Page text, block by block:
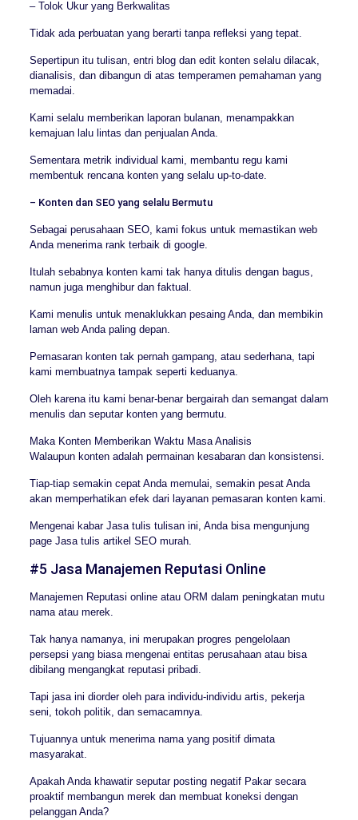
– Tolok Ukur yang Berkwalitas
Tidak ada perbuatan yang berarti tanpa refleksi yang tepat.
Sepertipun itu tulisan, entri blog dan edit konten selalu dilacak,
dianalisis, dan dibangun di atas temperamen pemahaman yang
memadai.
Kami selalu memberikan laporan bulanan, menampakkan
kemajuan lalu lintas dan penjualan Anda.
Sementara metrik individual kami, membantu regu kami
membentuk rencana konten yang selalu up-to-date.
– Konten dan SEO yang selalu Bermutu
Sebagai perusahaan SEO, kami fokus untuk memastikan web
Anda menerima rank terbaik di google.
Itulah sebabnya konten kami tak hanya ditulis dengan bagus,
namun juga menghibur dan faktual.
Kami menulis untuk menaklukkan pesaing Anda, dan membikin
laman web Anda paling depan.
Pemasaran konten tak pernah gampang, atau sederhana, tapi
kami membuatnya tampak seperti keduanya.
Oleh karena itu kami benar-benar bergairah dan semangat dalam
menulis dan seputar konten yang bermutu.
Maka Konten Memberikan Waktu Masa Analisis
Walaupun konten adalah permainan kesabaran dan konsistensi.
Tiap-tiap semakin cepat Anda memulai, semakin pesat Anda
akan memperhatikan efek dari layanan pemasaran konten kami.
Mengenai kabar Jasa tulis tulisan ini, Anda bisa mengunjung
page Jasa tulis artikel SEO murah.
#5 Jasa Manajemen Reputasi Online
Manajemen Reputasi online atau ORM dalam peningkatan mutu
nama atau merek.
Tak hanya namanya, ini merupakan progres pengelolaan
persepsi yang biasa mengenai entitas perusahaan atau bisa
dibilang mengangkat reputasi pribadi.
Tapi jasa ini diorder oleh para individu-individu artis, pekerja
seni, tokoh politik, dan semacamnya.
Tujuannya untuk menerima nama yang positif dimata
masyarakat.
Apakah Anda khawatir seputar posting negatif Pakar secara
proaktif membangun merek dan membuat koneksi dengan
pelanggan Anda?